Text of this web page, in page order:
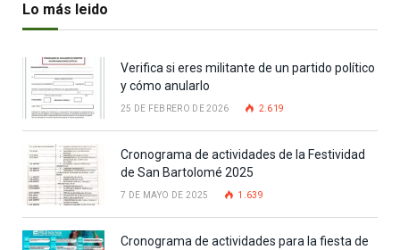
Lo más leido
Verifica si eres militante de un partido político
y cómo anularlo
25 DE FEBRERO DE 2026 2.619
Cronograma de actividades de la Festividad
de San Bartolomé 2025
7 DE MAYO DE 2025 1.639
Cronograma de actividades para la fiesta de